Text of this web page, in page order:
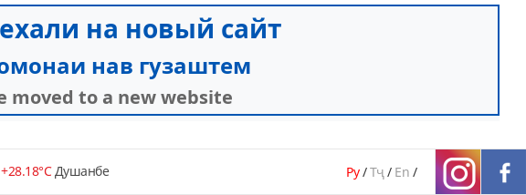
+28.18°CДушанбе Ру/Тҷ/ En /